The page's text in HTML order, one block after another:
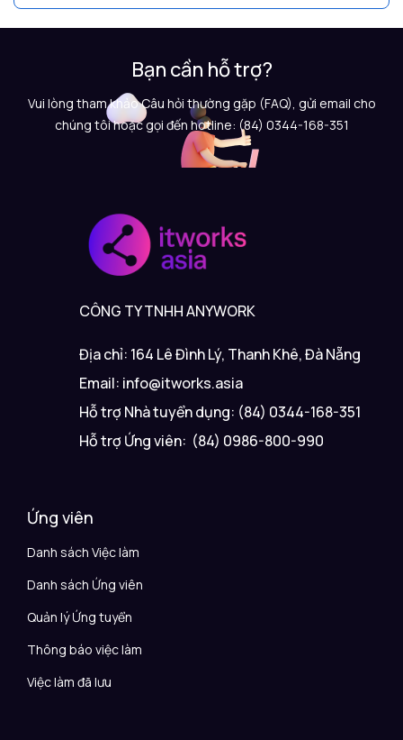
Bạn cần hỗ trợ?
Vui lòng tham khảo Câu hỏi thường gặp (FAQ), gửi email cho
chúng tôi hoặc gọi đến hotline: (84) 0344-168-351
CÔNG TY TNHH ANYWORK
Địa chỉ: 164 Lê Đình Lý, Thanh Khê, Đà Nẵng
Email: info@itworks.asia
Hỗ trợ Nhà tuyển dụng: (84) 0344-168-351
Hỗ trợ Ứng viên: (84) 0986-800-990
Ứng viên
Danh sách Việc làm
Danh sách Ứng viên
Quản lý Ứng tuyển
Thông báo việc làm
Việc làm đã lưu